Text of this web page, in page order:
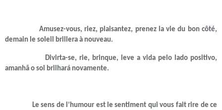
Amusez-vous, riez, plaisantez, prenez la vie du bon côté,
demain le soleil brillera à nouveau.
Divirta-se, rie, brinque, leve a vida pelo lado positivo,
amanhã o sol brilhará novamente.
Le sens de l’humour est le sentiment qui vous fait rire de ce